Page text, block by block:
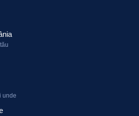
unde